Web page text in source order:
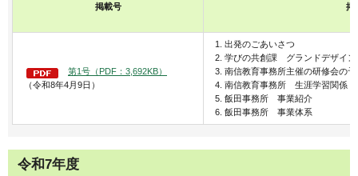
掲載号 掲
第1号（PDF：3,692KB）
（令和8年4月9日）
1. 出発のごあいさつ
2. 学びの共創課 グランドデザイン
3. 南信教育事務所主催の研修会の予
4. 南信教育事務所 生涯学習関係
5. 飯田事務所 事業紹介
6. 飯田事務所 事業体系
令和7年度